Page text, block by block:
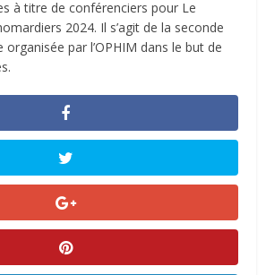
à titre de conférenciers pour Le
2024. Il s’agit de la seconde
par l’OPHIM dans le but de